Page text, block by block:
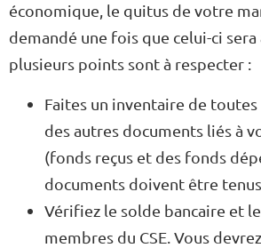
économique, le quitus de votre
demandé une fois que celui-ci sera
plusieurs points sont à respecter :
Faites un inventaire de
des autres documents liés à
(fonds reçus et des fonds
documents doivent être
Vérifiez le solde bancaire et
membres du CSE. Vous